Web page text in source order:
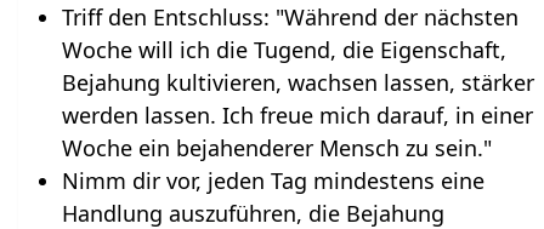
Triff den Entschluss: "Während der nächsten
Woche will ich die Tugend, die Eigenschaft,
Bejahung kultivieren, wachsen lassen, stärker
werden lassen. Ich freue mich darauf, in einer
Woche ein bejahenderer Mensch zu sein."
Nimm dir vor, jeden Tag mindestens eine
Handlung auszuführen, die Bejahung